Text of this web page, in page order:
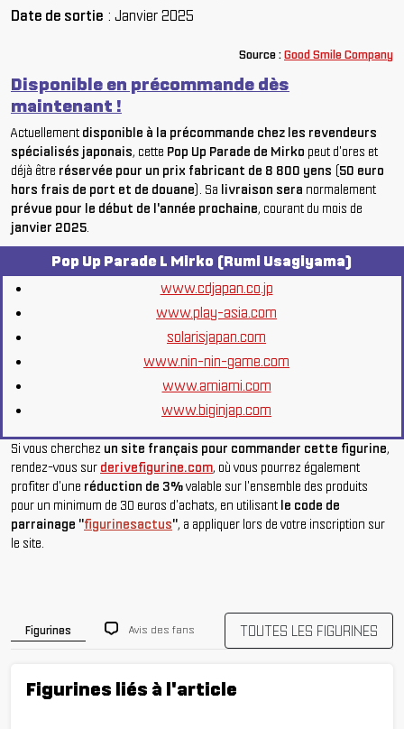
Date de sortie : Janvier 2025
Source :Good Smile Company
Disponible en précommande dès
maintenant !
Actuellement disponible à la précommande chez les revendeurs
spécialisés japonais, cette Pop Up Parade de Mirko peut d'ores et
déjà être réservée pour un prix fabricant de 8 800 yens (50 euro
hors frais de port et de douane). Sa livraison sera normalement
prévue pour le début de l'année prochaine, courant du mois de
janvier 2025.
Pop Up Parade L Mirko (Rumi Usagiyama)
www.cdjapan.co.jp
www.play-asia.com
solarisjapan.com
www.nin-nin-game.com
www.amiami.com
www.biginjap.com
Si vous cherchez un site français pour commander cette figurine,
rendez-vous sur derivefigurine.com, où vous pourrez également
profiter d'une réduction de 3%valable sur l'ensemble des produits
pour un minimum de 30 euros d'achats, en utilisant le code de
parrainage "figurinesactus", a appliquer lors de votre inscription sur
le site.
Figurines Avis des fans TOUTES LES FIGURINES
Figurines liés à l'article